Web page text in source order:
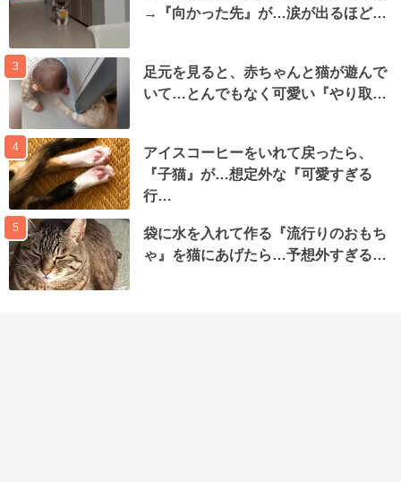
→『向かった先』が…涙が出るほど…
3
足元を見ると、赤ちゃんと猫が遊んで
いて…とんでもなく可愛い『やり取…
4
アイスコーヒーをいれて戻ったら、
『子猫』が…想定外な『可愛すぎる
行…
5
袋に水を入れて作る『流行りのおもち
ゃ』を猫にあげたら…予想外すぎる…